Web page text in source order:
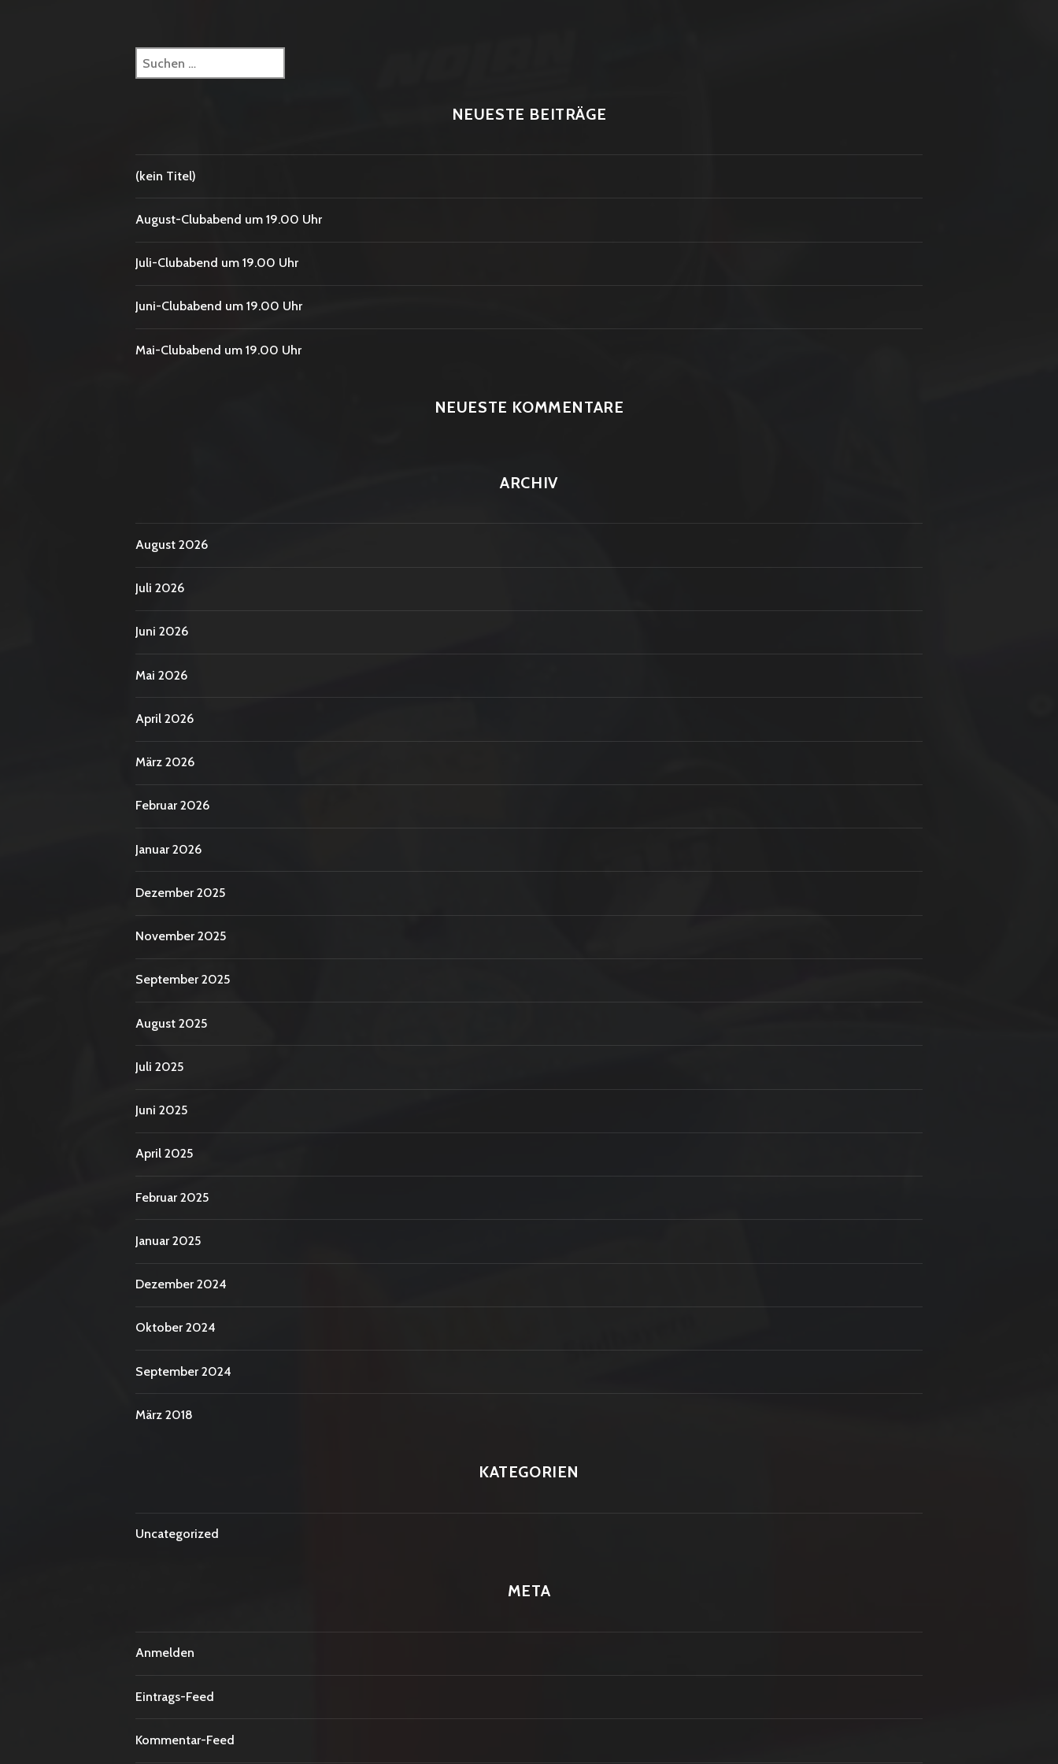
Suchen
nach:
NEUESTE BEITRÄGE
(kein Titel)
August-Clubabend um 19.00 Uhr
Juli-Clubabend um 19.00 Uhr
Juni-Clubabend um 19.00 Uhr
Mai-Clubabend um 19.00 Uhr
NEUESTE KOMMENTARE
ARCHIV
August 2026
Juli 2026
Juni 2026
Mai 2026
April 2026
März 2026
Februar 2026
Januar 2026
Dezember 2025
November 2025
September 2025
August 2025
Juli 2025
Juni 2025
April 2025
Februar 2025
Januar 2025
Dezember 2024
Oktober 2024
September 2024
März 2018
KATEGORIEN
Uncategorized
META
Anmelden
Eintrags-Feed
Kommentar-Feed